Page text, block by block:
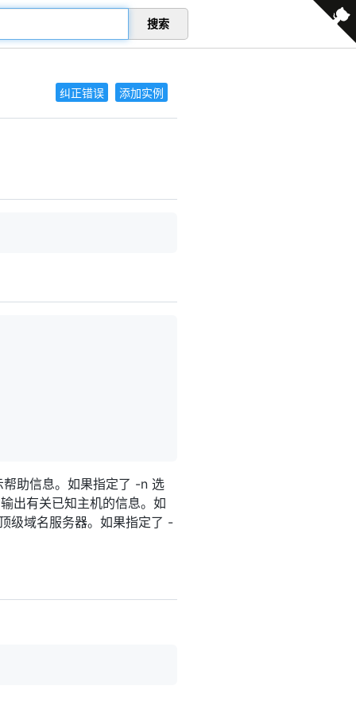
搜索
纠正错误 添加实例
助信息。如果指定了 -n 选
出有关已知主机的信息。如
级域名服务器。如果指定了 -